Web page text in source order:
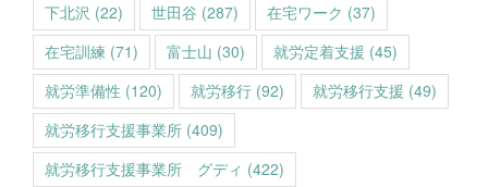
下北沢 (22) 世田谷 (287) 在宅ワーク (37)
在宅訓練 (71) 富士山 (30) 就労定着支援 (45)
就労準備性 (120) 就労移行 (92) 就労移行支援 (49)
就労移行支援事業所 (409)
就労移行支援事業所 グディ (422)